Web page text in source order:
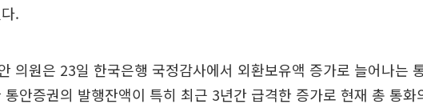
.
의원은 23일 한국은행 국정감사에서 외환보유액 증가로 늘어나는
안증권의 발행잔액이 특히 최근 3년간 급격한 증가로 현재 총 통화